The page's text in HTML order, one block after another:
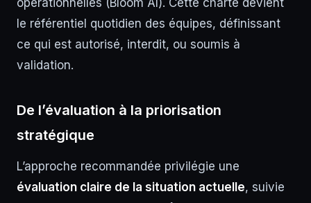
opérationnelles (Bloom AI). Cette charte devient
le référentiel quotidien des équipes, définissant
ce qui est autorisé, interdit, ou soumis à
validation.
De l’évaluation à la priorisation
stratégique
L’approche recommandée privilégie une
évaluation claire de la situation actuelle, suivie